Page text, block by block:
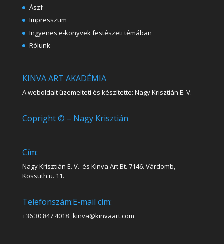
Ászf
Impresszum
Ingyenes e-könyvek festészeti témában
Rólunk
KINVA ART AKADÉMIA
A weboldalt üzemelteti és készítette: Nagy Krisztián E. V.
Copright © – Nagy Krisztián
Cím:
Nagy Krisztián E. V. és Kinva Art Bt. 7146. Várdomb,
Kossuth u. 11.
Telefonszám:
+36 30 847 4018
E-mail cím:
kinva@kinvaart.com